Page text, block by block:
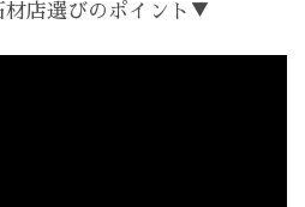
店選びのポイント▼